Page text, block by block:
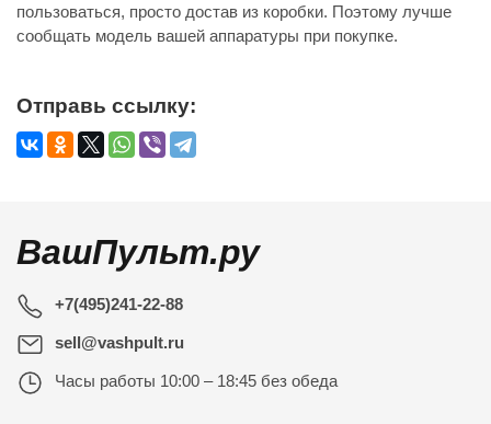
пользоваться, просто достав из коробки. Поэтому лучше
сообщать модель вашей аппаратуры при покупке.
Отправь ссылку:
ВашПульт.ру
+7(495)241-22-88
sell@vashpult.ru
Часы работы 10:00 – 18:45 без обеда